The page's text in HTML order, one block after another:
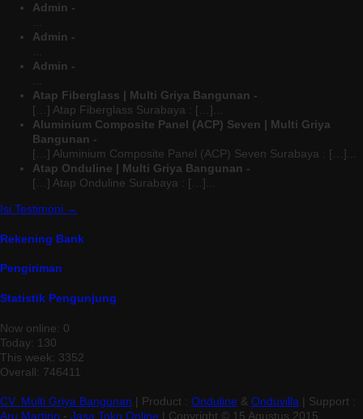
Admin -
Admin -
Admin -
Atap Fiberglass | Multi Griya Bangunan -
[…] Atap Fiberglass Surabaya : […]...
Aluminium Composite Panel (ACP) Seven | Multi Griya
Bangunan -
[…] Aluminium Composite Panel (ACP) Seven Surabaya : […]...
Atap Onduline | Multi Griya Bangunan -
[…] Atap Onduline Surabaya : […]...
Isi Testimoni →
Rekening Bank
Pengiriman
Statistik Pengunjung
Now online: 0
Today: 130
This week: 3352
Overall: 746411
CV. Multi Griya Bangunan | Product : Onduline & Onduvilla | Support :
Aru Martino - Jasa Toko Online | Copyright © 15 Agustus 2015